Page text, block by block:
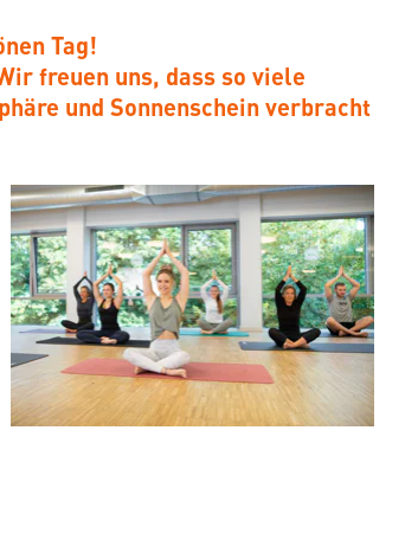
Tag!
freuen uns, dass so viele
und Sonnenschein verbracht